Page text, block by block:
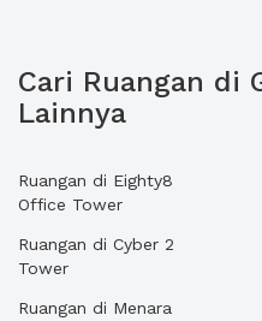
Cari Ruangan di
Lainnya
Ruangan di Eighty8
Office Tower
Ruangan di Cyber 2
Tower
Ruangan di Menara